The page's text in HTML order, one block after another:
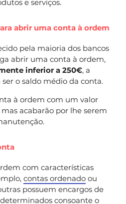
e serviços.
abrir uma conta à ordem
pela maioria dos bancos
abrir uma conta à ordem,
inferior a 250€, a
o saldo médio da conta.
à ordem com um valor
acabarão por lhe serem
com características
contas ordenado ou
possuem encargos de
consoante o